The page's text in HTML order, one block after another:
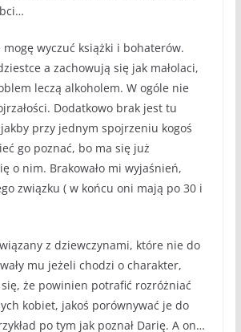
wyczuć książki i bohaterów.
a zachowują się jak małolaci,
leczą alkoholem. W ogóle nie
Dodatkowo brak jest tu
przy jednym spojrzeniu kogoś
go poznać, bo ma się już
o nim. Brakowało mi wyjaśnień,
związku ( w końcu oni mają po 30 i
z dziewczynami, które nie do
mu jeżeli chodzi o charakter,
że powinien potrafić rozróżniać
kobiet, jakoś porównywać je do
po tym jak poznał Darię. A on…